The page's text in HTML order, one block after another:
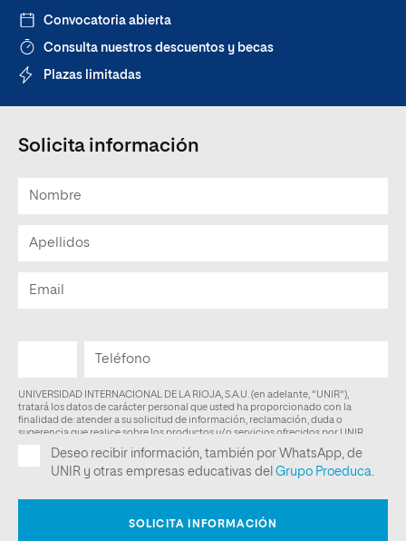
Convocatoria abierta
Consulta nuestros descuentos y becas
Plazas limitadas
Solicita información